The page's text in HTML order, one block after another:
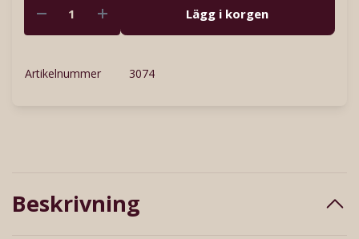
Lägg i korgen
Artikelnummer 3074
Beskrivning